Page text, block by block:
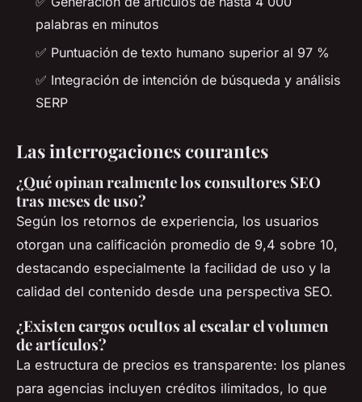
palabras en minutos
✅ Puntuación de texto humano superior al 97 %
✅ Integración de intención de búsqueda y análisis
SERP
Las interrogaciones courantes
¿Qué opinan realmente los consultores SEO
tras meses de uso?
Según los retornos de experiencia, los usuarios
otorgan una calificación promedio de 9,4 sobre 10,
destacando especialmente la facilidad de uso y la
calidad del contenido desde una perspectiva SEO.
¿Existen cargos ocultos al escalar el volumen
de artículos?
La estructura de precios es transparente: los planes
para agencias incluyen créditos ilimitados, lo que